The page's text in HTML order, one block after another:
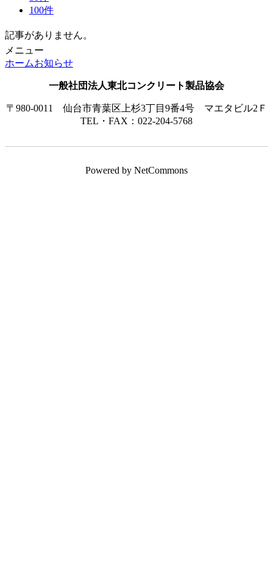
100件
記事がありません。
メニュー
ホームお知らせ
一般社団法人東北コンクリート製品協会
〒980-0011 仙台市青葉区上杉3丁目9番4号 マエタビル2Ｆ
TEL・FAX：022-204-5768
Powered by NetCommons